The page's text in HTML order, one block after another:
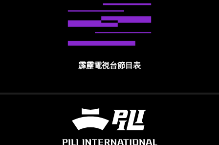
霹靂電視台節目表
霹靂國際多媒體股份有限公司 PILI